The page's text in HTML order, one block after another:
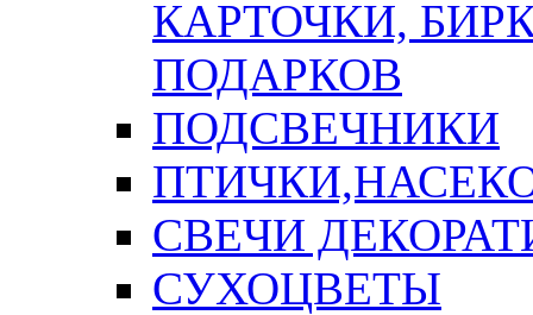
КАРТОЧКИ,
ПОДАРКОВ
ПОДСВЕЧНИКИ
СВЕЧИ
СУХОЦВЕТЫ